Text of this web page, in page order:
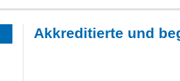
Akkreditierte und